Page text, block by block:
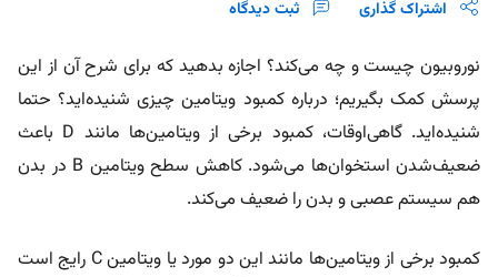
اشتراک گذاری ثبت دیدگاه
نوروبیون چیست و چه می‌کند؟ اجازه بدهید که برای شرح آن از این
پرسش کمک بگیریم؛ درباره کمبود ویتامین چیزی شنیده‌اید؟ حتما
شنیده‌اید. گاهی‌اوقات، کمبود برخی از ویتامین‌ها مانند D باعث
ضعیف‌شدن استخوان‌ها می‌شود. کاهش سطح ویتامین B در بدن
هم سیستم عصبی و بدن را ضعیف می‌کند.
کمبود برخی از ویتامین‌ها مانند این دو مورد یا ویتامین C رایج است